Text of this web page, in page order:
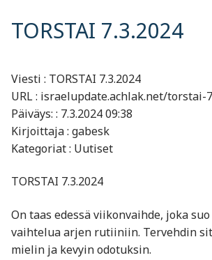
TORSTAI 7.3.2024
Viesti : TORSTAI 7.3.2024
URL : israelupdate.achlak.net/torstai-
Päiväys: : 7.3.2024 09:38
Kirjoittaja : gabesk
Kategoriat : Uutiset
TORSTAI 7.3.2024
On taas edessä viikonvaihde, joka
vaihtelua arjen rutiiniin. Tervehdin
mielin ja kevyin odotuksin.